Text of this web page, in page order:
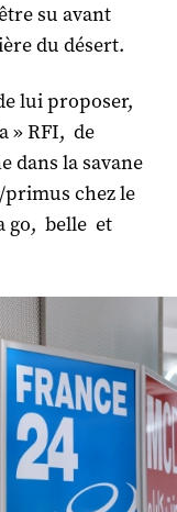
su avant
du désert.
lui proposer,
» RFI, de
la savane
chez le
go, belle et